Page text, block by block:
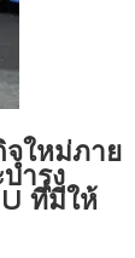
ใหม่ภาย
ำรุง
ที่มีให้